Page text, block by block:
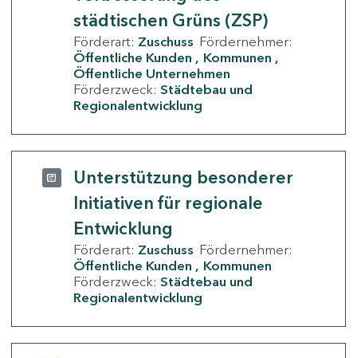
städtischen Grüns (ZSP)
Förderart: Zuschuss Fördernehmer:
Öffentliche Kunden
Kommunen
Öffentliche Unternehmen
Förderzweck: Städtebau und
Regionalentwicklung
Unterstützung besonderer
Initiativen für regionale
Entwicklung
Förderart: Zuschuss Fördernehmer:
Öffentliche Kunden
Kommunen
Förderzweck: Städtebau und
Regionalentwicklung